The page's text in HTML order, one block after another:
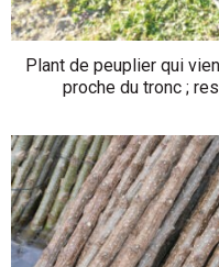
Plant de peuplier qui
proche du tronc ;